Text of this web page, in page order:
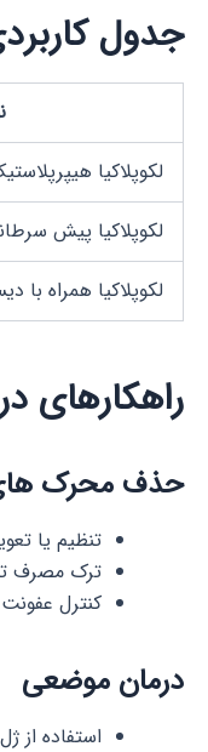
جدول
لکوپلاکیا
لکوپلاکیا پیش
لکوپلاکیا همراه با
راهکارهای
حذف محرک
تنظیم یا
ترک مصرف
کنترل
درمان موضعی
استفاده از